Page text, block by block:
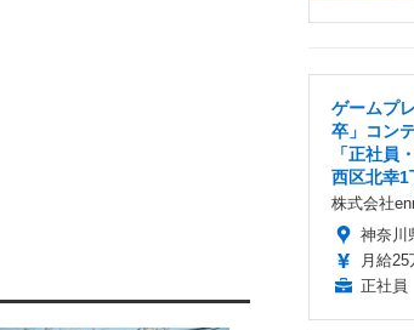
ゲームプ
卒」コン
「正社員
西区北幸1
株式会社
神奈川
月給25
正社員